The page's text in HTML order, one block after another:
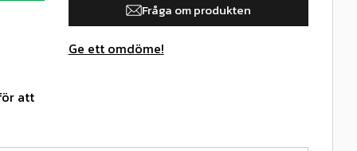
Fråga om produkten
Ge ett omdöme!
att